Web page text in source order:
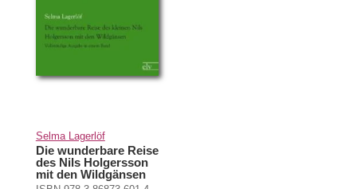
Selma Lagerlöf
Die wunderbare Reise
des Nils Holgersson
mit den Wildgänsen